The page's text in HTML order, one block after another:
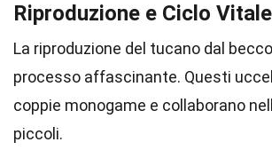
Riproduzione e Ciclo Vitale
La riproduzione del tucano dal
processo affascinante. Questi
coppie monogame e collaborano
piccoli.